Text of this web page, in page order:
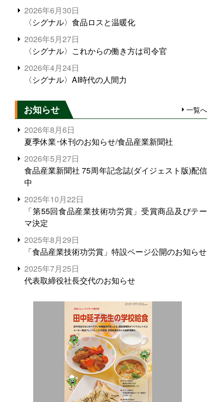
2026年6月30日
〈シグナル〉食品ロスと温暖化
2026年5月27日
〈シグナル〉これからの働き方は司令官
2026年4月24日
〈シグナル〉AI時代の人間力
お知らせ 一覧へ
2026年8月6日
夏季休業･休刊のお知らせ/食品産業新聞社
2026年5月27日
食品産業新聞社 75周年記念誌(ダイジェスト版)配信
中
2025年10月22日
「第55回食品産業技術功労賞」受賞商品及びテー
マ決定
2025年8月29日
「食品産業技術功労賞」特設ページ公開のお知らせ
2025年7月25日
代表取締役社長交代のお知らせ